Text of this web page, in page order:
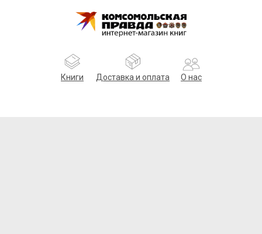
Книги Доставка и оплата О нас